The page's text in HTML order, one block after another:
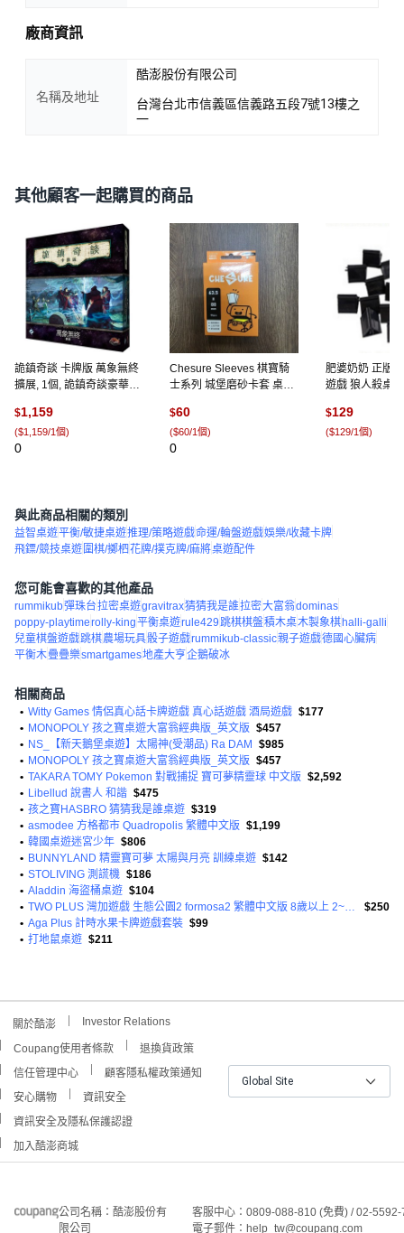
廠商資訊
名稱及地址
酷澎股份有限公司
台灣台北市信義區信義路五段7號13樓之
一
其他顧客一起購買的商品
詭鎮奇談 卡牌版 萬象無終
擴展, 1個, 詭鎮奇談豪華擴
$1,159
($1,159/1個)
0
Chesure Sleeves 棋寶騎
士系列 城堡磨砂卡套 桌遊
列 55張
200µm,65x100mm
$60
($60/1個)
0
肥婆奶奶 正版
遊戲 狼人殺桌
角色扮演 上課
物 交換, 1個, 卡
$129
($129/1個)
與此商品相關的類別
益智桌遊平衡/敏捷桌遊推理/策略遊戲命運/輪盤遊戲娛樂/收藏卡牌
飛鏢/競技桌遊圍棋/擲柶花牌/撲克牌/麻將桌遊配件
您可能會喜歡的其他產品
rummikub彈珠台拉密桌遊gravitrax猜猜我是誰拉密大富翁dominas
poppy-playtimerolly-king平衡桌遊rule429跳棋棋盤積木桌木製象棋 halli-galli
兒童棋盤遊戲跳棋農場玩具骰子遊戲rummikub-classic親子遊戲德國心臟病
平衡木疊疊樂smartgames地產大亨企鵝破冰
相關商品
• Witty Games 情侶真心話卡牌遊戲 真心話遊戲 酒局遊戲 $177
• MONOPOLY 孩之寶桌遊大富翁經典版_英文版 $457
• NS_【新天鵝堡桌遊】太陽神(受潮品) Ra DAM
$985
• MONOPOLY 孩之寶桌遊大富翁經典版_英文版 $457
• TAKARA TOMY Pokemon 對戰捕捉 寶可夢精靈球 中文版 $2,592
• Libellud 說書人 和諧 $475
• 孩之寶HASBRO 猜猜我是誰桌遊 $319
• asmodee 方格都市 Quadropolis 繁體中文版 $1,199
• 韓國桌遊迷宮少年 $806
• BUNNYLAND 精靈寶可夢 太陽與月亮 訓練桌遊 $142
• STOLIVING 測謊機 $186
• Aladdin 海盜桶桌遊 $104
•
TWO PLUS 灣加遊戲 生態公園2 formosa2 繁體中文版 8歲以上 2~5人
$250
• Aga Plus 計時水果卡牌遊戲套裝 $99
• 打地鼠桌遊 $211
關於酷澎 Investor Relations
Coupang使用者條款
退換貨政策
信任管理中心
顧客隱私權政策通知
安心購物
資訊安全
資訊安全及隱私保護認證
加入酷澎商城
Global Site
公司名稱：酷澎股份有
限公司
客服中心：0809-088-810 (免費) / 02-
電子郵件：help_tw@coupang.com